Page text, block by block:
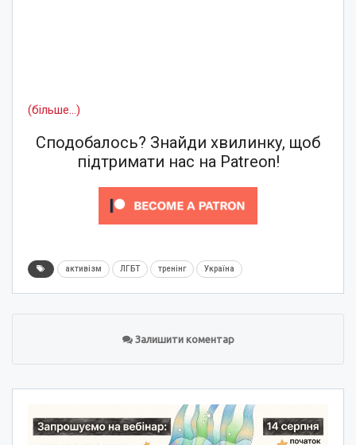
(більше…)
Сподобалось? Знайди хвилинку, щоб
підтримати нас на Patreon!
активізм ЛГБТ тренінг Україна
Залишити коментар